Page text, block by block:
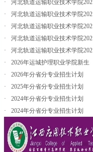
·
河北轨道运输职业技术学院202
·
河北轨道运输职业技术学院202
·
河北轨道运输职业技术学院202
·
河北轨道运输职业技术学院202
·
河北轨道运输职业技术学院202
·
2026年运城护理职业学院新生
·
2026年分省分专业招生计划
·
2025年分省分专业招生计划
·
2024年分省分专业招生计划
·
2024年分省分专业招生计划